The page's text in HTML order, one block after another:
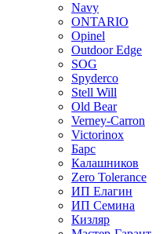
Navy
ONTARIO
Opinel
Outdoor Edge
SOG
Spyderco
Stell Will
Old Bear
Verney-Carron
Victorinox
Барс
Калашников
Zero Tolerance
ИП Елагин
ИП Семина
Кизляр